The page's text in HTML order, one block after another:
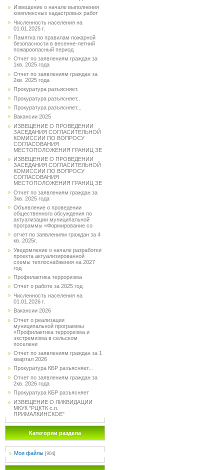
Извещение о начале выполнения
комплексных кадастровых работ
Численность населения на
01.01.2025 г.
Памятка по правилам пожарной
безопасности в весенне-летний
пожароопасный период
Отчет по заявлениям граждан за
1кв. 2025 года
Отчет по заявлениям граждан за
2кв. 2025 года
Прокуратура разъясняет.
Прокуратура разъясняет..
Прокуратура разъясняет...
Вакансии 2025
ИЗВЕЩЕНИЕ О ПРОВЕДЕНИИ
ЗАСЕДАНИЯ СОГЛАСИТЕЛЬНОЙ
КОМИССИИ ПО ВОПРОСУ
СОГЛАСОВАНИЯ
МЕСТОПОЛОЖЕНИЯ ГРАНИЦ ЗЕ
ИЗВЕЩЕНИЕ О ПРОВЕДЕНИИ
ЗАСЕДАНИЯ СОГЛАСИТЕЛЬНОЙ
КОМИССИИ ПО ВОПРОСУ
СОГЛАСОВАНИЯ
МЕСТОПОЛОЖЕНИЯ ГРАНИЦ ЗЕ
Отчет по заявлениям граждан за
3кв. 2025 года
Объявление о проведении
общественного обсуждения по
актуализации муниципальной
программы «Формирование со
отчет по заявлениям граждан за 4
кв. 2025г.
Уведомление о начале разработки
проекта актуализированной
схемы теплоснабжения на 2027
год
Профилактика терроризма
Отчет о работе за 2025 год
Численность населения на
01.01.2026 г.
Вакансии 2026
Отчет о реализации
муниципальной программы
«Профилактика терроризма и
экстремизма в сельском
поселени
Отчет по заявлениям граждан за 1
квартал 2026
Прокуратура КБР разъясняет...
Отчет по заявлениям граждан за
2кв. 2026 года
Прокуратура КБР разъясняет
ИЗВЕЩЕНИЕ О ЛИКВИДАЦИИ
МКУК "РЦКТК с.п.
ПРИМАЛКИНСКОЕ"
Категории раздела
Мои файлы [904]